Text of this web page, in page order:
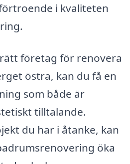
i kvaliteten
företag för renovera
östra, kan du få en
som både är
tilltalande.
du har i åtanke, kan
öka